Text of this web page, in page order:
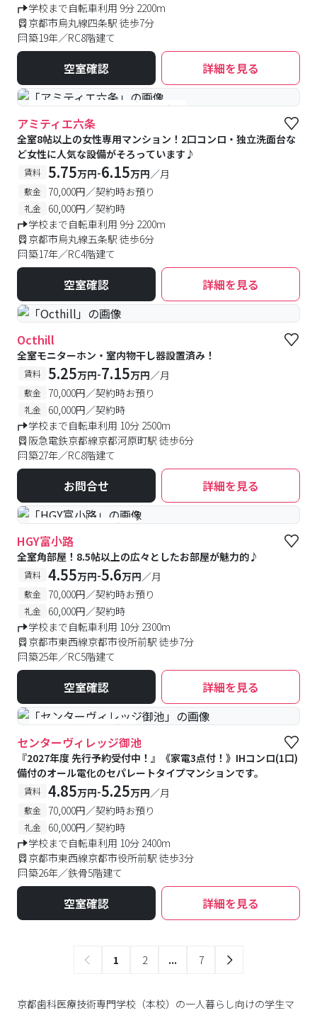
学校まで自転車利用 9分 2200m
京都市烏丸線四条駅 徒歩7分
築19年／RC8階建て
空室確認 詳細を見る
#女性専用 #予約受付中 #空室待ち
アミティエ六条
全室8帖以上の女性専用マンション！2口コンロ・独立洗面台な
ど女性に人気な設備がそろっています♪
賃料 5.75万円-6.15万円／月
敷金 70,000円／契約時お預り
礼金
60,000円／契約時
学校まで自転車利用 9分 2200m
京都市烏丸線五条駅 徒歩6分
築17年／RC4階建て
空室確認 詳細を見る
Octhill
全室モニターホン・室内物干し器設置済み！
賃料 5.25万円-7.15万円／月
敷金 70,000円／契約時お預り
礼金
60,000円／契約時
学校まで自転車利用 10分 2500m
阪急電鉄京都線京都河原町駅 徒歩6分
築27年／RC8階建て
お問合せ 詳細を見る
#予約受付中 #空室待ち
HGY富小路
全室角部屋！8.5帖以上の広々としたお部屋が魅力的♪
賃料 4.55万円-5.6万円／月
敷金 70,000円／契約時お預り
礼金
60,000円／契約時
学校まで自転車利用 10分 2300m
京都市東西線京都市役所前駅 徒歩7分
築25年／RC5階建て
空室確認 詳細を見る
#予約受付中 #空室待ち
センターヴィレッジ御池
『2027年度 先行予約受付中！』《家電3点付！》IHコンロ(1口)
備付のオール電化のセパレートタイプマンションです。
賃料 4.85万円-5.25万円／月
敷金 70,000円／契約時お預り
礼金
60,000円／契約時
学校まで自転車利用 10分 2400m
京都市東西線京都市役所前駅 徒歩3分
築26年／鉄骨5階建て
空室確認 詳細を見る
1 2 ... 7
京都歯科医療技術専門学校（本校）の一人暮らし向けの学生マ